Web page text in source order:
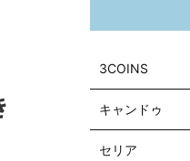
3COINS
キャンドゥ
セリア